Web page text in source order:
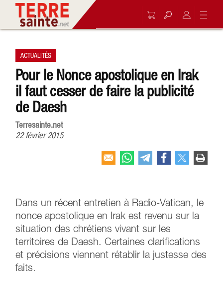
ACTUALITÉS
Pour le Nonce apostolique en Irak
il faut cesser de faire la publicité
de Daesh
Terresainte.net
22 février 2015
Dans un récent entretien à Radio-Vatican, le
nonce apostolique en Irak est revenu sur la
situation des chrétiens vivant sur les
territoires de Daesh. Certaines clarifications
et précisions viennent rétablir la justesse des
faits.